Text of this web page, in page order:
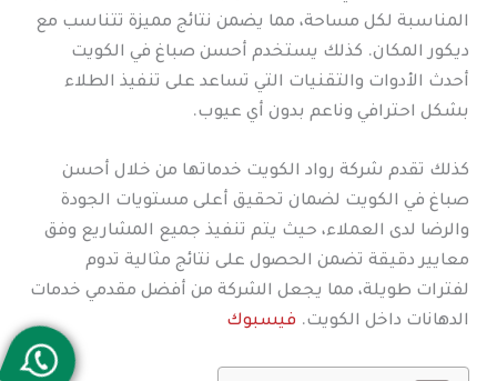
المناسبة لكل مساحة، مما يضمن نتائج مميزة تتناسب مع
ديكور المكان. كذلك يستخدم أحسن صباغ في الكويت
أحدث الأدوات والتقنيات التي تساعد على تنفيذ الطلاء
بشكل احترافي وناعم بدون أي عيوب.
كذلك تقدم شركة رواد الكويت خدماتها من خلال أحسن
صباغ في الكويت لضمان تحقيق أعلى مستويات الجودة
والرضا لدى العملاء، حيث يتم تنفيذ جميع المشاريع وفق
معايير دقيقة تضمن الحصول على نتائج مثالية تدوم
لفترات طويلة، مما يجعل الشركة من أفضل مقدمي خدمات
الدهانات داخل الكويت. فيسبوك